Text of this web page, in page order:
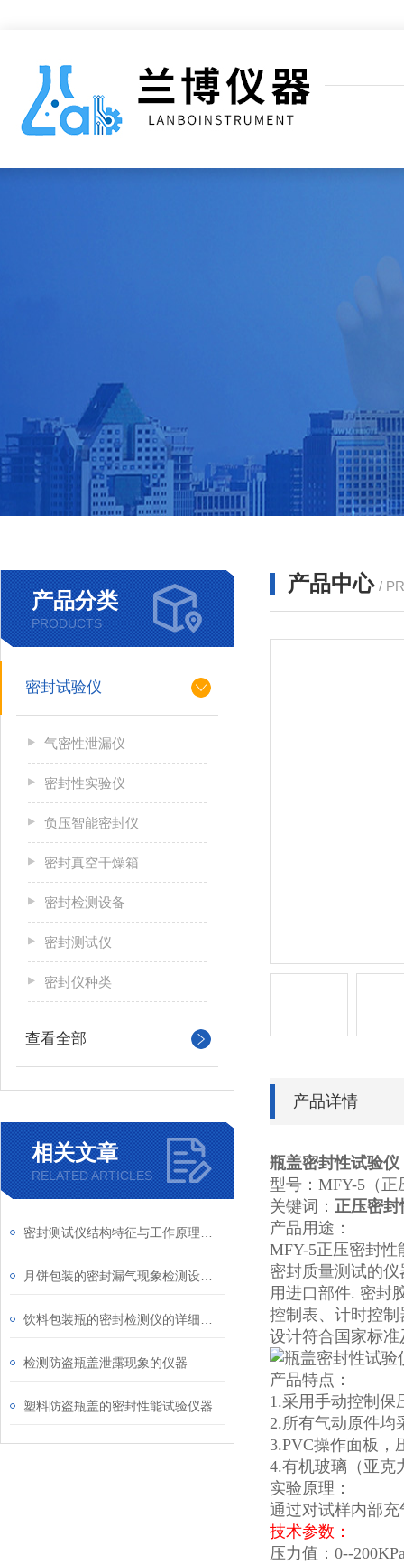
产品分类
PRODUCTS
密封试验仪
气密性泄漏仪
密封性实验仪
负压智能密封仪
密封真空干燥箱
密封检测设备
密封测试仪
密封仪种类
查看全部
相关文章
RELATED ARTICLES
检测防盗瓶盖泄露现象的仪器
塑料防盗瓶盖的密封性能试验仪器
产品中心 /
产品详情
瓶盖密封性试验仪
型号：MFY-5（正
关键词： 正压密封
产品用途：
MFY-5正压密封
密封质量测试的
用进口部件. 密封
控制表、计时控
设计符合国家标
产品特点：
1.采用手动控制保
2.所有气动原件均
3.PVC操作面板，
4.有机玻璃（亚克
实验原理：
通过对试样内部
技术参数：
压力值：0--